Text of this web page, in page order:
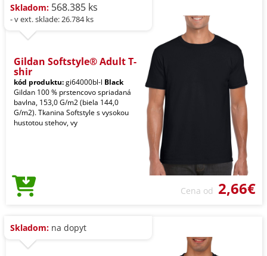
Skladom: 568.385 ks
- v ext. sklade: 26.784 ks
Gildan Softstyle® Adult T-
shir
kód produktu:gi64000bl-l Black
Gildan 100 % prstencovo spriadaná
bavlna, 153,0 G/m2 (biela 144,0
G/m2). Tkanina Softstyle s vysokou
hustotou stehov, vy
Cena od 2,66€
Skladom: na dopyt